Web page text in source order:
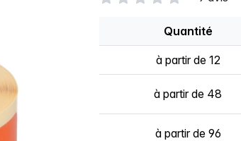
Quantité
à partir de 12
à partir de 48
à partir de 96